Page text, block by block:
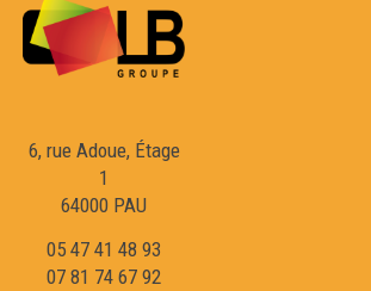
: amb o sens produits fitosanitaris ?
cònsols e lo Grand Débat
6, rue Adoue, Étage
1
64000 PAU
05 47 41 48 93
07 81 74 67 92